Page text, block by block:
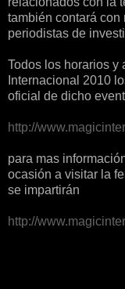
también contará con
periodistas de
Todos los horarios y
Internacional 2010
oficial de dicho
http://
para mas
ocasión a visitar la
se impartirán
http://